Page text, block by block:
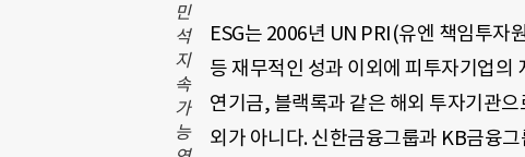
민
석
지
속
가
능
ESG는 2006년 UN PRI(유엔 책임투자
등 재무적인 성과 이외에 피투자기업의
연기금, 블랙록과 같은 해외 투자기관
외가 아니다. 신한금융그룹과 KB금융